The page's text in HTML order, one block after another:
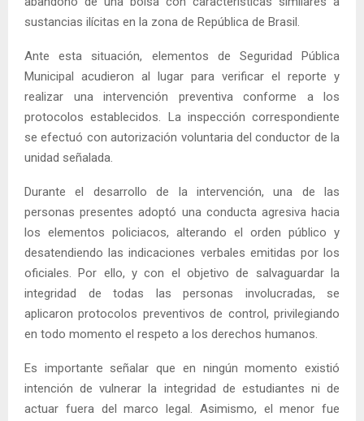
sustancias ilícitas en la zona de República de Brasil.
Ante esta situación, elementos de Seguridad Pública
Municipal acudieron al lugar para verificar el reporte y
realizar una intervención preventiva conforme a los
protocolos establecidos. La inspección correspondiente
se efectuó con autorización voluntaria del conductor de la
unidad señalada.
Durante el desarrollo de la intervención, una de las
personas presentes adoptó una conducta agresiva hacia
los elementos policiacos, alterando el orden público y
desatendiendo las indicaciones verbales emitidas por los
oficiales. Por ello, y con el objetivo de salvaguardar la
integridad de todas las personas involucradas, se
aplicaron protocolos preventivos de control, privilegiando
en todo momento el respeto a los derechos humanos.
Es importante señalar que en ningún momento existió
intención de vulnerar la integridad de estudiantes ni de
actuar fuera del marco legal. Asimismo, el menor fue